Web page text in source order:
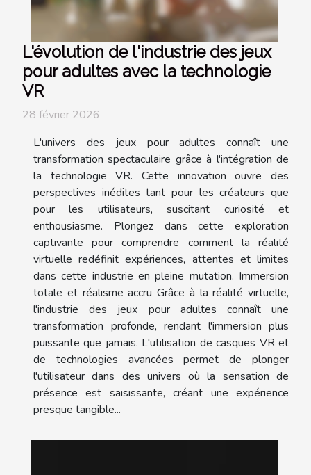
L'évolution de l'industrie des jeux
pour adultes avec la technologie
VR
28 février 2026
L'univers des jeux pour adultes connaît une
transformation spectaculaire grâce à l'intégration de
la technologie VR. Cette innovation ouvre des
perspectives inédites tant pour les créateurs que
pour les utilisateurs, suscitant curiosité et
enthousiasme. Plongez dans cette exploration
captivante pour comprendre comment la réalité
virtuelle redéfinit expériences, attentes et limites
dans cette industrie en pleine mutation. Immersion
totale et réalisme accru Grâce à la réalité virtuelle,
l'industrie des jeux pour adultes connaît une
transformation profonde, rendant l'immersion plus
puissante que jamais. L'utilisation de casques VR et
de technologies avancées permet de plonger
l'utilisateur dans des univers où la sensation de
présence est saisissante, créant une expérience
presque tangible...